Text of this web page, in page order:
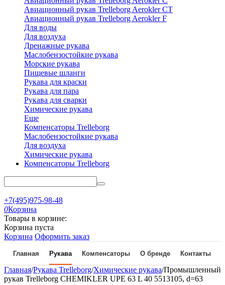
Авиационный рукав Trelleborg Aerokler CT
Авиационный рукав Trelleborg Aerokler F
Для воды
Для воздуха
Дренажные рукава
Маслобензостойкие рукава
Морские рукава
Пищевые шланги
Рукава для краски
Рукава для пара
Рукава для сварки
Химические рукава
Еще
Компенсаторы Trelleborg
Маслобензостойкие рукава
Для воздуха
Химические рукава
Компенсаторы Trelleborg
+7(495)975-98-48
0Корзина
Товары в корзине:
Корзина пуста
Корзина Оформить заказ
Главная Рукава Компенсаторы О бренде Контакты
Главная/Рукава Trelleborg/Химические рукава/Промышленный
рукав Trelleborg CHEMIKLER UPE 63 L 40 5513105, d=63